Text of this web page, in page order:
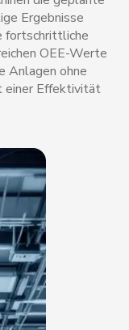
Ergebnisse
fortschrittliche
OEE-Werte
Anlagen ohne
einer Effektivität